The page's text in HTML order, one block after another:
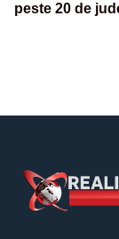
peste 20 de